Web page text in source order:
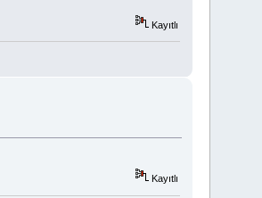
Kayıtlı
Kayıtlı